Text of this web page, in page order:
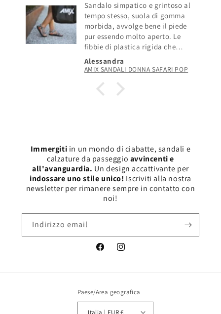
Sandalo simpatico e grintoso al
tempo stesso, suola di gomma
morbida, avvolge bene il piede
pur essendo molto aperto. Le
fibbie di plastica rigida che
collegano i nastri sono rigide e
potrebbero risultare un po'
specifico che ho il piede molto
magro e potrebbe essere un
AMIX SANDALI DONNA SAFARI POP
Immergiti in un mondo di ciabatte, sandali e
calzature da passeggio avvincenti e
all'avanguardia. Un design accattivante per
indossare uno stile unico! Iscriviti alla nostra
newsletter per rimanere sempre in contatto con
noi!
Indirizzo email
FacebookInstagram
Paese/Area geografica
Italia | EUR €